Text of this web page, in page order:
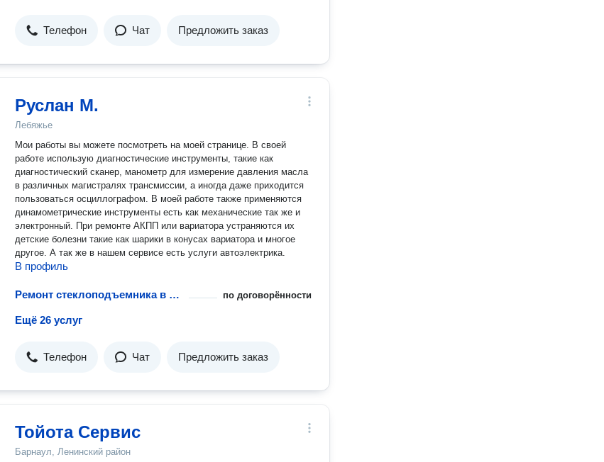
Телефон Чат Предложить заказ
Руслан М.
Лебяжье
Мои работы вы можете посмотреть на моей странице. В своей
работе использую диагностические инструменты, такие как
диагностический сканер, манометр для измерение давления масла
в различных магистралях трансмиссии, а иногда даже приходится
пользоваться осциллографом. В моей работе также применяются
динамометрические инструменты есть как механические так же и
электронный. При ремонте АКПП или вариатора устраняются их
детские болезни такие как шарики в конусах вариатора и многое
другое. А так же в нашем сервисе есть услуги автоэлектрика.
В профиль
Ремонт стеклоподъемника в автомобиле по договорённости
Ещё 26 услуг
Телефон Чат Предложить заказ
Тойота Сервис
Барнаул, Ленинский район